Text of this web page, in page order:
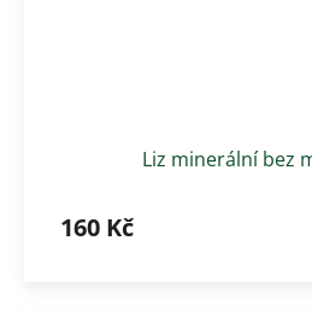
Liz minerální bez
160 Kč